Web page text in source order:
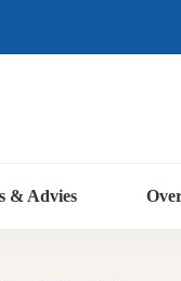
& Advies